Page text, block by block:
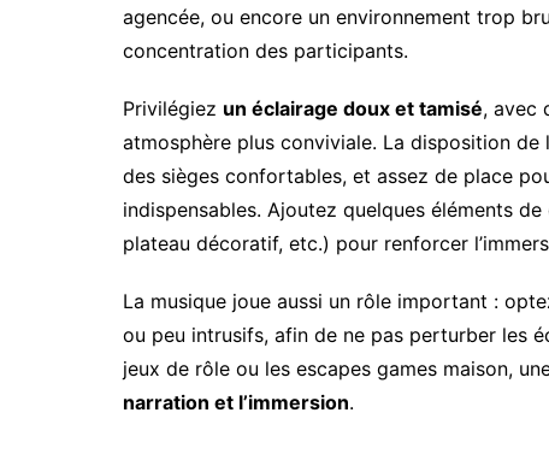
agencée, ou encore un environnement trop
concentration des participants.
Privilégiez un éclairage doux et tamisé, avec
atmosphère plus conviviale. La disposition de
des sièges confortables, et assez de place
indispensables. Ajoutez quelques éléments
plateau décoratif, etc.) pour renforcer
La musique joue aussi un rôle important :
ou peu intrusifs, afin de ne pas perturber les
jeux de rôle ou les escapes games maison,
narration et l’immersion.